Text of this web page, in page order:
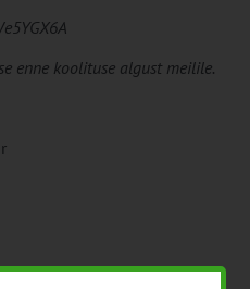
enne koolituse algust meilile.